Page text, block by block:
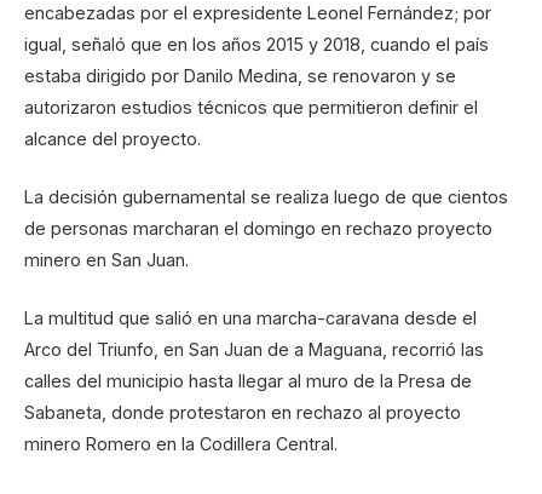
encabezadas por el expresidente Leonel Fernández; por
igual, señaló que en los años 2015 y 2018, cuando el país
estaba dirigido por Danilo Medina, se renovaron y se
autorizaron estudios técnicos que permitieron definir el
alcance del proyecto.
La decisión gubernamental se realiza luego de que cientos
de personas marcharan el domingo en rechazo proyecto
minero en San Juan.
La multitud que salió en una marcha-caravana desde el
Arco del Triunfo, en San Juan de a Maguana, recorrió las
calles del municipio hasta llegar al muro de la Presa de
Sabaneta, donde protestaron en rechazo al proyecto
minero Romero en la Codillera Central.